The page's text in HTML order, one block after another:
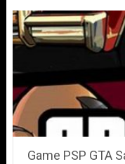
Game PSP GTA